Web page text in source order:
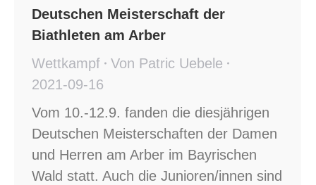
Deutschen Meisterschaft der
Biathleten am Arber
Wettkampf
Von Patric Uebele
2021-09-16
Vom 10.-12.9. fanden die diesjährigen
Deutschen Meisterschaften der Damen
und Herren am Arber im Bayrischen
Wald statt. Auch die Junioren/innen sind